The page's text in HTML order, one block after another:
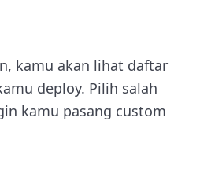
kamu akan lihat daftar
deploy. Pilih salah
kamu pasang custom